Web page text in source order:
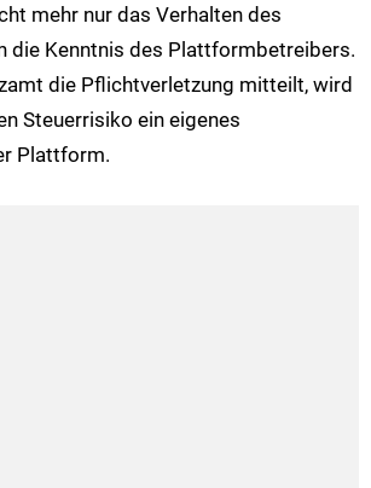
mehr nur das Verhalten des
die Kenntnis des Plattformbetreibers.
die Pflichtverletzung mitteilt, wird
Steuerrisiko ein eigenes
Plattform.